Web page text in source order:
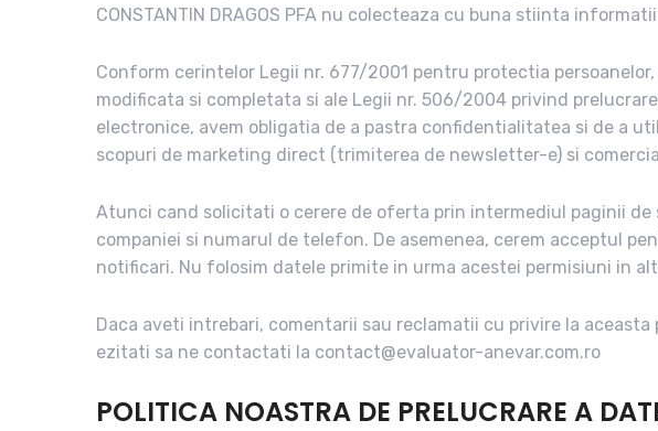
CONSTANTIN DRAGOS PFA nu colecteaza cu buna stiinta
Conform cerintelor Legii nr. 677/2001 pentru protectia
modificata si completata si ale Legii nr. 506/2004 privind
electronice, avem obligatia de a pastra confidentialitatea si de a
scopuri de marketing direct (trimiterea de newsletter-e) si
Atunci cand solicitati o cerere de oferta prin intermediul paginii
companiei si numarul de telefon. De asemenea, cerem acceptul
notificari. Nu folosim datele primite in urma acestei permisiuni in
Daca aveti intrebari, comentarii sau reclamatii cu privire la
ezitati sa ne contactati la contact@evaluator-anevar.com.ro
POLITICA NOASTRA DE PRELUCRARE A